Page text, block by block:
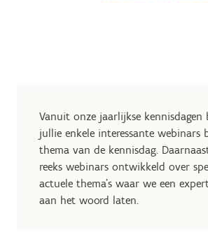
Vanuit onze jaarlijkse kennisdagen
jullie enkele interessante webinars
thema van de kennisdag.
reeks webinars ontwikkeld over
actuele thema's waar we een
aan het woord laten.